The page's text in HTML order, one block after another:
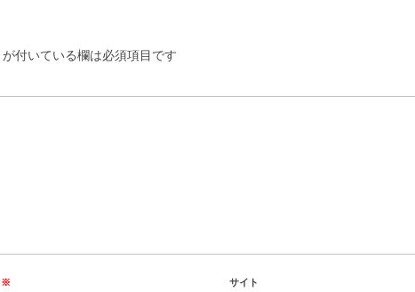
が付いている欄は必須項目です
※ サイト